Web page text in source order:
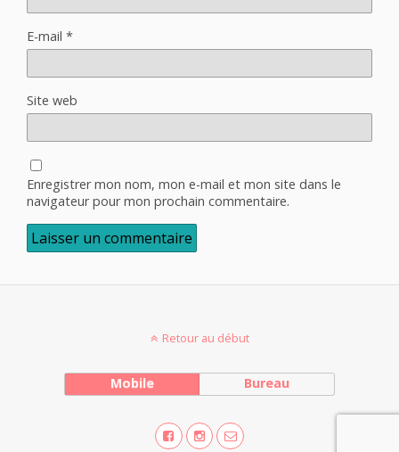
E-mail *
Site web
Enregistrer mon nom, mon e-mail et mon site dans le
navigateur pour mon prochain commentaire.
Retour au début
Mobile Bureau